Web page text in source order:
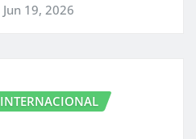
Jun 19, 2026
INTERNACIONAL